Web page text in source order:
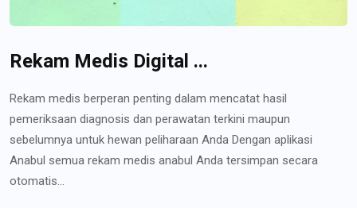
Rekam Medis Digital ...
Rekam medis berperan penting dalam mencatat hasil
pemeriksaan diagnosis dan perawatan terkini maupun
sebelumnya untuk hewan peliharaan Anda Dengan aplikasi
Anabul semua rekam medis anabul Anda tersimpan secara
otomatis...